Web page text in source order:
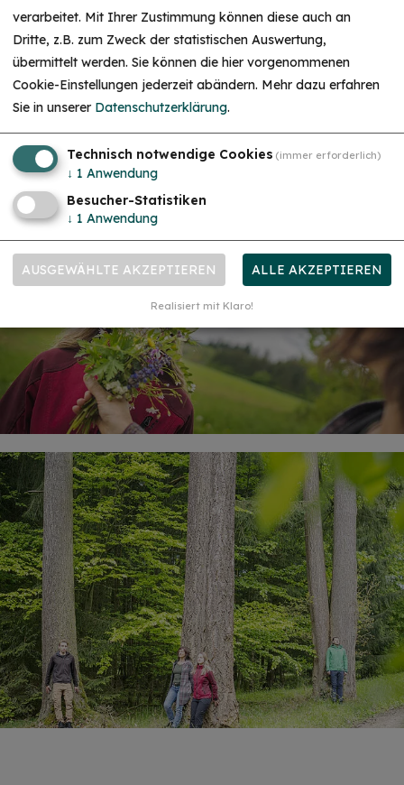
verarbeitet. Mit Ihrer Zustimmung können diese auch an
Dritte, z.B. zum Zweck der statistischen Auswertung,
übermittelt werden. Sie können die hier vorgenommenen
Cookie-Einstellungen jederzeit abändern. Mehr dazu erfahren
Sie in unserer Datenschutzerklärung.
Technisch notwendige Cookies (immer erforderlich)
↓ 1 Anwendung
Besucher-Statistiken
↓ 1 Anwendung
AUSGEWÄHLTE AKZEPTIEREN ALLE AKZEPTIEREN
Realisiert mit Klaro!